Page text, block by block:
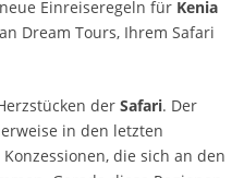
Einreiseregeln für Kenia
Dream Tours, Ihrem Safari
der Safari. Der
in den letzten
die sich an den